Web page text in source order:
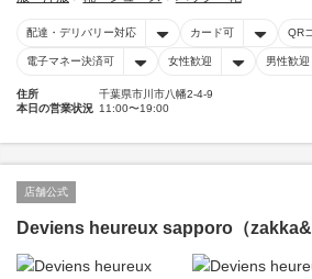
配達・デリバリー対応 カード可 QR
電子マネー決済可 女性歓迎 男性歓迎
住所
千葉県市川市八幡2-4-9
本日の営業状況 11:00〜19:00
店舗公式
Deviens heureux sapporo（zakka&